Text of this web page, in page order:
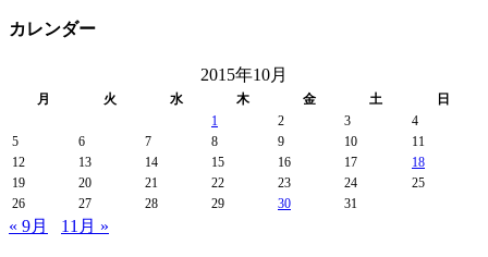
カレンダー
2015年10月
月 火 水 木 金 土
日
1
2 3
4
5
6 7 8 9 10
11
12
13 14 15 16 17
18
19
20 21 22 23 24
25
26
27 28 29 30 31
« 9月 11月 »